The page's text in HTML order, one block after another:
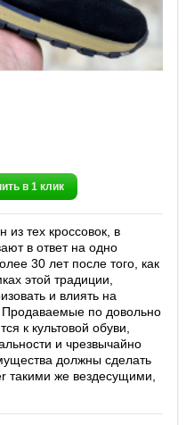
Leather арт.
в 1 клик
из тех кроссовок, в
в ответ на одно
30 лет после того, как
этой традиции,
и влиять на
Продаваемые по довольно
к культовой обуви,
и чрезвычайно
должны сделать
такими же вездесущими,